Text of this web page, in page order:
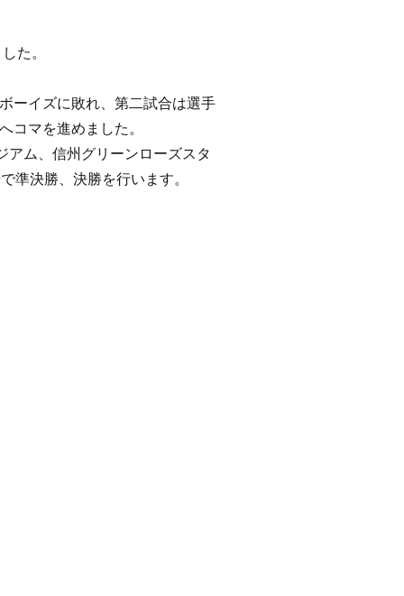
た。
ーイズに敗れ、第二試合は選手
コマを進めました。
ム、信州グリーンローズスタ
準決勝、決勝を行います。